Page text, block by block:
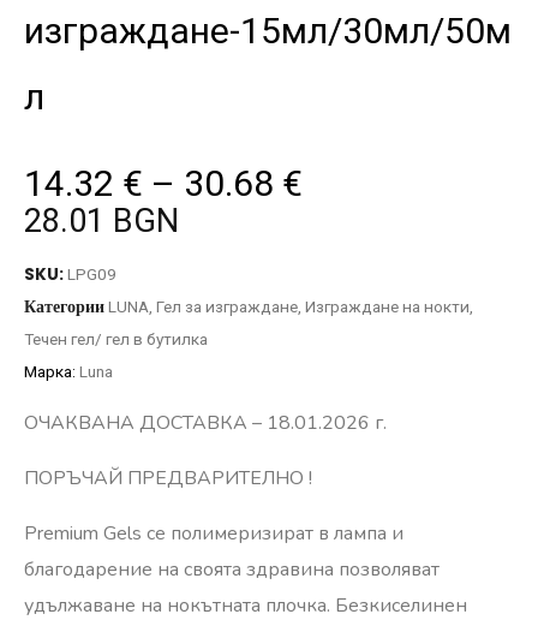
изграждане-15мл/30мл/50м
л
14.32 € – 30.68 €
28.01 BGN
SKU:LPG09
КатегорииLUNA Гел за изграждане Изграждане на нокти
Течен гел/ гел в бутилка
Марка: Luna
ОЧАКВАНА ДОСТАВКА – 18.01.2026 г.
ПОРЪЧАЙ ПРЕДВАРИТЕЛНО !
Premium Gels се полимеризират в лампа и
благодарение на своята здравина позволяват
удължаване на нокътната плочка. Безкиселинен